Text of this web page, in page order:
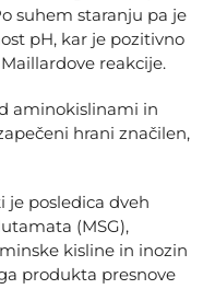
suhem staranju pa je
pH, kar je pozitivno
reakcije.
aminokislinami in
hrani značilen,
je posledica dveh
(MSG),
kisline in inozin
produkta presnove